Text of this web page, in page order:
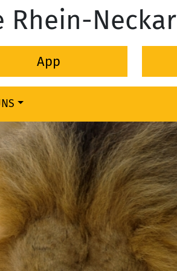
Rhein-Neckar
App